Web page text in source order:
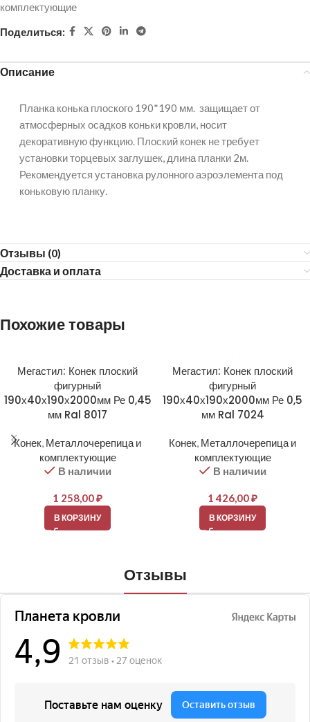
комплектующие
Поделиться:
Описание
Планка конька плоского 190*190 мм. защищает от
атмосферных осадков коньки кровли, носит
декоративную функцию. Плоский конек не требует
установки торцевых заглушек, длина планки 2м.
Рекомендуется установка рулонного аэроэлемента под
коньковую планку.
Отзывы (0)
Доставка и оплата
Похожие товары
Мегастил: Конек плоский
фигурный
190х40х190х2000мм Ре 0,45
мм Ral 8017
Конек, Металлочерепица и
комплектующие
В наличии
1 258,00₽
В КОРЗИНУ
Мегастил: Конек плоский
фигурный
190х40х190х2000мм Ре 0,5
мм Ral 7024
Конек, Металлочерепица и
комплектующие
В наличии
1 426,00₽
В КОРЗИНУ
Отзывы